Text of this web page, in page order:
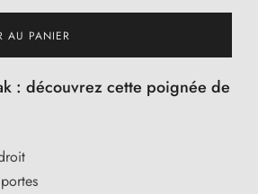
AU PANIER
: découvrez cette poignée de